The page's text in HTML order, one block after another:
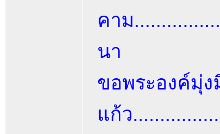
คาม
นา
ขอพระองค์มุ่ง
แก้ว